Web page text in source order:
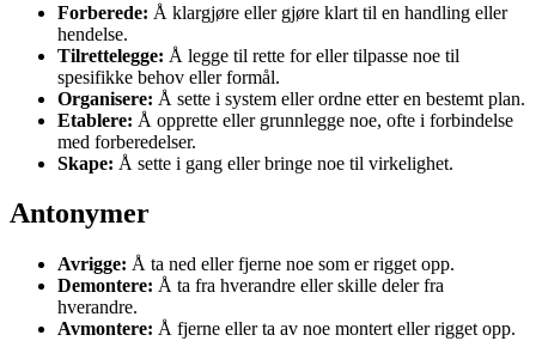
Forberede: Å klargjøre eller gjøre klart til en handling eller
hendelse.
Tilrettelegge: Å legge til rette for eller tilpasse noe til
spesifikke behov eller formål.
Organisere: Å sette i system eller ordne etter en bestemt plan.
Etablere: Å opprette eller grunnlegge noe, ofte i forbindelse
med forberedelser.
Skape: Å sette i gang eller bringe noe til virkelighet.
Antonymer
Avrigge: Å ta ned eller fjerne noe som er rigget opp.
Demontere: Å ta fra hverandre eller skille deler fra
hverandre.
Avmontere: Å fjerne eller ta av noe montert eller rigget opp.